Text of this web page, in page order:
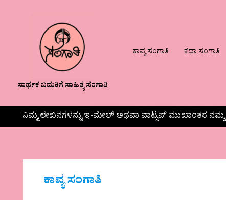
ಸಾರ್ಥಕ ಬದುಕಿಗೆ ಸಾಹಿತ್ಯ ಸಂಗಾತಿ
ಕಾವ್ಯ ಸಂಗಾತಿ ಕಥಾ ಸಂಗಾತಿ
ನಿಮ್ಮ ಲೇಖನಗಳನ್ನು ಇ-ಮೇಲ್ ಅಥವಾ ವಾಟ್ಸಪ್ ಮುಖಾಂತರ
ಕಾವ್ಯ ಸಂಗಾತಿ